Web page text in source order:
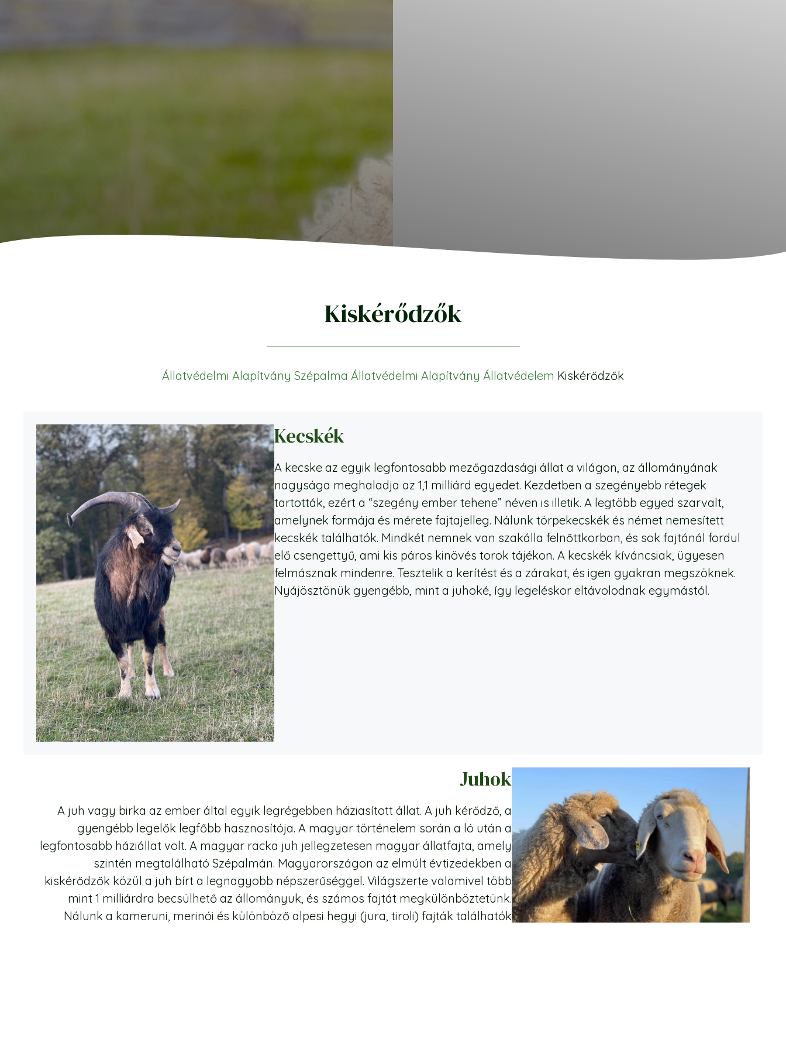
Kiskérődzők
Állatvédelmi Alapítvány Szépalma Állatvédelmi Alapítvány Állatvédelem Kiskérődzők
Kecskék
A kecske az egyik legfontosabb mezőgazdasági állat a világon, az állományának
nagysága meghaladja az 1,1 milliárd egyedet. Kezdetben a szegényebb rétegek
tartották, ezért a “szegény ember tehene” néven is illetik. A legtöbb egyed szarvalt,
amelynek formája és mérete fajtajelleg. Nálunk törpekecskék és német nemesített
kecskék találhatók. Mindkét nemnek van szakálla felnőttkorban, és sok fajtánál fordul
elő csengettyű, ami kis páros kinövés torok tájékon. A kecskék kíváncsiak, ügyesen
felmásznak mindenre. Tesztelik a kerítést és a zárakat, és igen gyakran megszöknek.
Nyájösztönük gyengébb, mint a juhoké, így legeléskor eltávolodnak egymástól.
Juhok
A juh vagy birka az ember által egyik legrégebben háziasított állat. A juh kérődző, a
gyengébb legelők legfőbb hasznosítója. A magyar történelem során a ló után a
legfontosabb háziállat volt. A magyar racka juh jellegzetesen magyar állatfajta, amely
szintén megtalálható Szépalmán. Magyarországon az elmúlt évtizedekben a
kiskérődzők közül a juh bírt a legnagyobb népszerűséggel. Világszerte valamivel több
mint 1 milliárdra becsülhető az állományuk, és számos fajtát megkülönböztetünk.
Nálunk a kameruni, merinói és különböző alpesi hegyi (jura, tiroli) fajták találhatók